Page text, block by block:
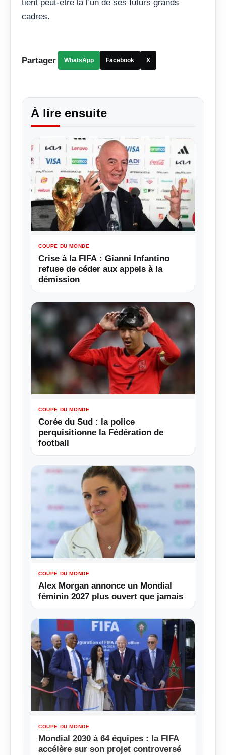
tient peut-être là l’un de ses futurs grands
cadres.
Partager WhatsApp Facebook X
À lire ensuite
COUPE DU MONDE
Crise à la FIFA : Gianni Infantino
refuse de céder aux appels à la
démission
COUPE DU MONDE
Corée du Sud : la police
perquisitionne la Fédération de
football
COUPE DU MONDE
Alex Morgan annonce un Mondial
féminin 2027 plus ouvert que jamais
COUPE DU MONDE
Mondial 2030 à 64 équipes : la FIFA
accélère sur son projet controversé